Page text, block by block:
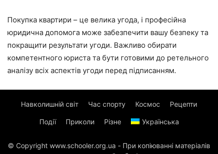
Покупка квартири – це велика угода, і професійна
юридична допомога може забезпечити вашу безпеку та
покращити результати угоди. Важливо обирати
компетентного юриста та бути готовими до ретельного
аналізу всіх аспектів угоди перед підписанням.
Навколишній світ Час спорту Космос Рецепти
Події Приколи Різне Українська
© Copyright www.schooler.org.ua - При копіюванні матеріалів